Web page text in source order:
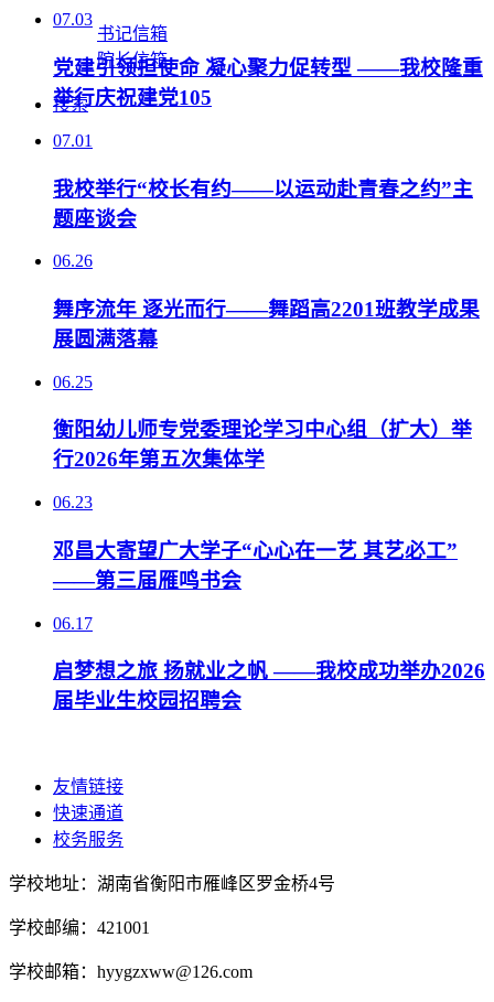
书记信箱
院长信箱
搜索
07.03
党建引领担使命 凝心聚力促转型 ——我校隆重
举行庆祝建党105
07.01
我校举行“校长有约——以运动赴青春之约”主
题座谈会
06.26
舞序流年 逐光而行——舞蹈高2201班教学成果
展圆满落幕
06.25
衡阳幼儿师专党委理论学习中心组（扩大）举
行2026年第五次集体学
06.23
邓昌大寄望广大学子“心心在一艺 其艺必工”
——第三届雁鸣书会
06.17
启梦想之旅 扬就业之帆 ——我校成功举办2026
届毕业生校园招聘会
友情链接
快速通道
校务服务
学校地址：湖南省衡阳市雁峰区罗金桥4号
学校邮编：421001
学校邮箱：hyygzxww@126.com